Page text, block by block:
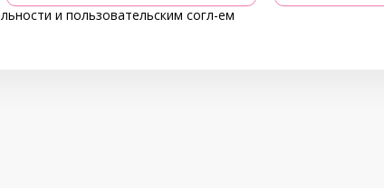
и пользовательским согл-ем